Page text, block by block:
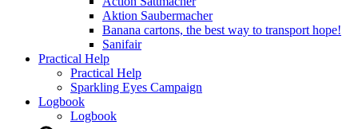
Aktion Saubermacher
Banana cartons, the best way to transport hope!
Sanifair
Practical Help
Practical Help
Sparkling Eyes Campaign
Logbook
Logbook